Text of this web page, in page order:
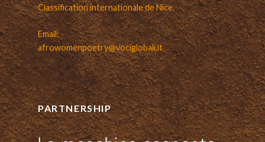
Classification internationale de Nice.
Email:
afrowomenpoetry@vociglobali.it
PARTNERSHIP